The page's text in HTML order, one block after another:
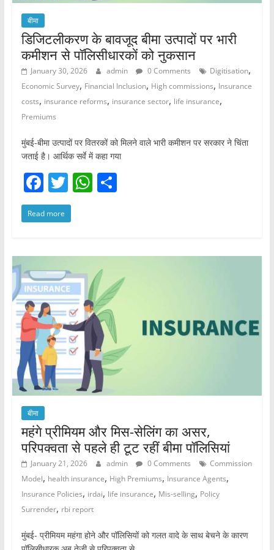
बीमा
डिजिटलीकरण के बावजूद बीमा उत्पादों पर भारी
कमीशन से पॉलिसीधारकों को नुकसान
January 30, 2026 admin 0 Comments Digitisation,
Economic Survey, Financial Inclusion, High commissions, Insurance
costs, insurance reforms, insurance sector, life insurance,
Premiums
मुंबई-बीमा उत्पादों पर वितरकों को मिलने वाले भारी कमीशन पर सरकार ने चिंता
जताई है। आर्थिक सर्वे में कहा गया
F
a
c
b
o
o
k
T
w
itt
W
A
p
p
S
Read more
बीमा
महंगे प्रीमियम और मिस-सेलिंग का असर,
परिपक्वता से पहले ही टूट रहीं बीमा पॉलिसियां
January 21, 2026 admin 0 Comments
Commission
Model, health insurance, High Premiums, Insurance Agents,
Insurance Policies, irdai, life insurance, Mis-selling, Policy
Surrender, rbi report
मुंबई- प्रीमियम महंगा होने और पॉलिसियों को गलत वादे के साथ बेचने के कारण